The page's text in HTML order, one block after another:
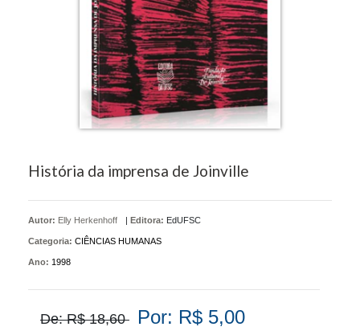
História da imprensa de Joinville
Autor: Elly Herkenhoff | Editora: EdUFSC
Categoria: CIÊNCIAS HUMANAS
Ano: 1998
De: R$ 18,60 Por: R$ 5,00